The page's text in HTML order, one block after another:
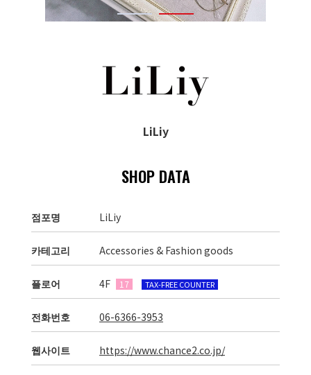
LiLiy
SHOP DATA
점포명 LiLiy
카테고리 Accessories & Fashion goods
플로어 4F 17 TAX-FREE COUNTER
전화번호 06-6366-3953
웹사이트 https://www.chance2.co.jp/